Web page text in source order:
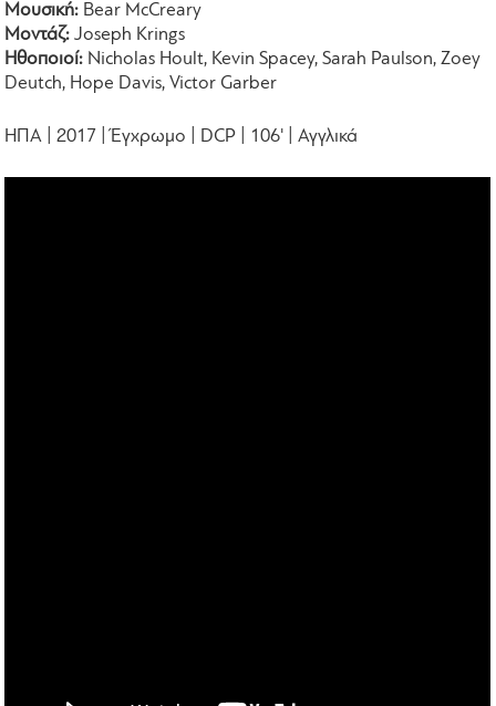
Μουσική: Bear McCreary
Μοντάζ: Joseph Krings
Ηθοποιοί: Nicholas Hoult, Kevin Spacey, Sarah Paulson, Zoey
Deutch, Hope Davis, Victor Garber
ΗΠΑ | 2017 | Έγχρωμο | DCP | 106' | Αγγλικά